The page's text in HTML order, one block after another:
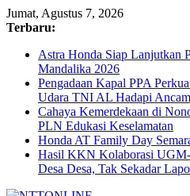
Jumat, Agustus 7, 2026
Terbaru:
Astra Honda Siap Lanjutkan
Mandalika 2026
Pengadaan Kapal PPA
Udara TNI AL Hadapi
Cahaya Kemerdekaan di
PLN Edukasi Keselamatan
Honda AT Family Day
Hasil KKN Kolaborasi UGM-
Desa Desa, Tak Sekadar